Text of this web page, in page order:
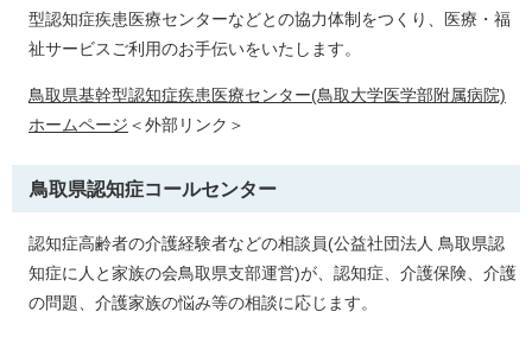
型認知症疾患医療センターなどとの協力体制をつくり、医療・福
祉サービスご利用のお手伝いをいたします。
鳥取県基幹型認知症疾患医療センター(鳥取大学医学部附属病院)
ホームページ ＜外部リンク＞
鳥取県認知症コールセンター
認知症高齢者の介護経験者などの相談員(公益社団法人 鳥取県認
知症に人と家族の会鳥取県支部運営)が、認知症、介護保険、介護
の問題、介護家族の悩み等の相談に応じます。